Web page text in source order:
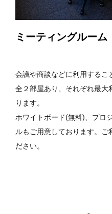
ミーティングルーム
会議や商談などに利用するこ
全２部屋あり、それぞれ最大
ります。
ホワイトボード(無料)、プロ
ルもご用意しております。ご
ださい。